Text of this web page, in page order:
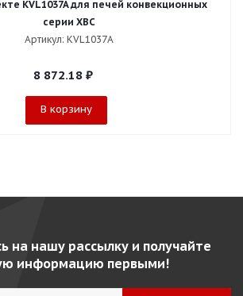
KVL1037A для печей конвекционных
серии ХВС
Артикул: KVL1037A
8 872.18 ₽
В корзину
на нашу рассылку и получайте
информацию первыми!